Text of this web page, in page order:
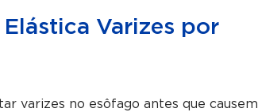
Varizes por
varizes no esôfago antes que causem